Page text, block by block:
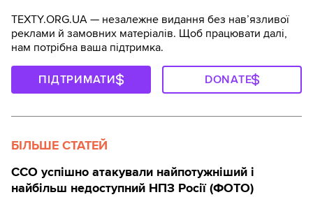
TEXTY.ORG.UA — незалежне видання без навʼязливої
реклами й замовних матеріалів. Щоб працювати далі,
нам потрібна ваша підтримка.
ПІДТРИМАТИ DONATE
БІЛЬШЕ СТАТЕЙ
ССО успішно атакували найпотужніший і
найбільш недоступний НПЗ Росії (ФОТО)